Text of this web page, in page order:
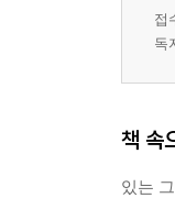
Radio
접
독
책 속
있는